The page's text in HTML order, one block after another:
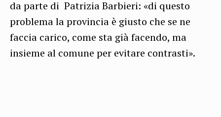
da parte di Patrizia Barbieri: «di questo
problema la provincia è giusto che se ne
faccia carico, come sta già facendo, ma
insieme al comune per evitare contrasti».